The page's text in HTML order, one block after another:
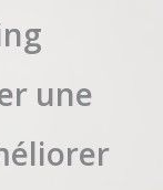
une